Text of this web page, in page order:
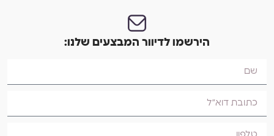
הירשמו לדיוור המבצעים שלנו: